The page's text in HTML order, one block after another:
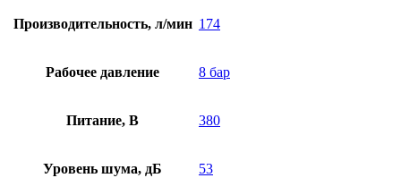
Производительность, л/мин 174
Рабочее давление 8 бар
Питание, В 380
Уровень шума, дБ 53